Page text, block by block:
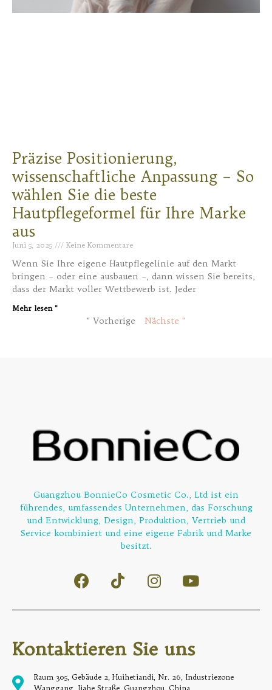
Präzise Positionierung,
wissenschaftliche Anpassung – So
wählen Sie die beste
Hautpflegeformel für Ihre Marke
aus
Juni 5, 2025 Keine Kommentare
Wenn Sie Ihre eigene Hautpflegelinie auf den Markt
bringen – oder eine ausbauen –, dann wissen Sie bereits,
dass der Markt voller Wettbewerb ist. Jeder
Mehr lesen "
" Vorherige Nächste "
Guangzhou BonnieCo Cosmetic Co., Ltd ist ein
führendes, umfassendes Unternehmen, das Forschung
und Entwicklung, Design, Produktion, Vertrieb und
Service kombiniert und eine eigene Fabrik und Marke
besitzt.
Kontaktieren Sie uns
Raum 305, Gebäude 2, Huihetiandi, Nr. 26, Industriezone
Wanggang, Jiahe Straße, Guangzhou, China